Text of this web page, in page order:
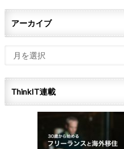
アーカイブ
ThinkIT連載